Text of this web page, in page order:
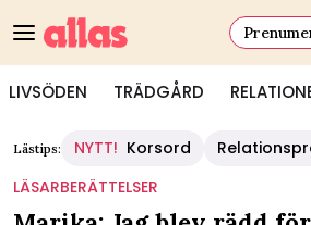
LIVSÖDEN TRÄDGÅRD
Lästips: NYTT! Korsord
LÄSARBERÄTTELSER